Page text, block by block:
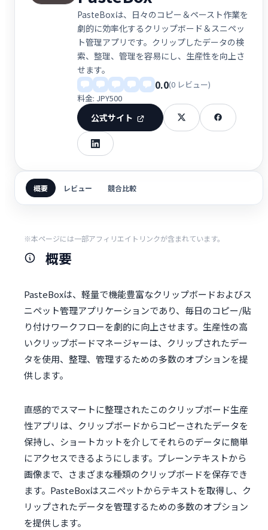
PasteBoxは、日々のコピー＆ペースト作業を
劇的に効率化するクリップボード＆スニペッ
ト管理アプリです。クリップしたデータの検
索、整理、管理を容易にし、生産性を向上さ
せます。
0.0(0 レビュー)
料金: JPY500
公式サイト
概要 レビュー 競合比較
※本ページには一部アフィリエイトリンクが含まれています。
概要
PasteBoxは、軽量で機能豊富なクリップボードおよびス
ニペット管理アプリケーションであり、毎日のコピー/貼
り付けワークフローを劇的に向上させます。生産性の高
いクリップボードマネージャーは、クリップされたデー
タを使用、整理、管理するための多数のオプションを提
供します。
直感的でスマートに整理されたこのクリップボード生産
性アプリは、クリップボードからコピーされたデータを
保持し、ショートカットを介してそれらのデータに簡単
にアクセスできるようにします。プレーンテキストから
画像まで、さまざまな種類のクリップボードを保存でき
ます。PasteBoxはスニペットからテキストを取得し、ク
リップされたデータを管理するための多数のオプション
を提供します。